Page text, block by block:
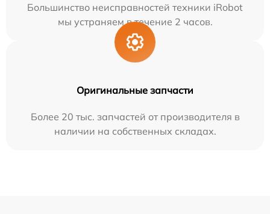
Большинство неисправностей техники iRobot
мы устраняем в течение 2 часов.
Оригинальные запчасти
Более 20 тыс. запчастей от производителя в
наличии на собственных складах.